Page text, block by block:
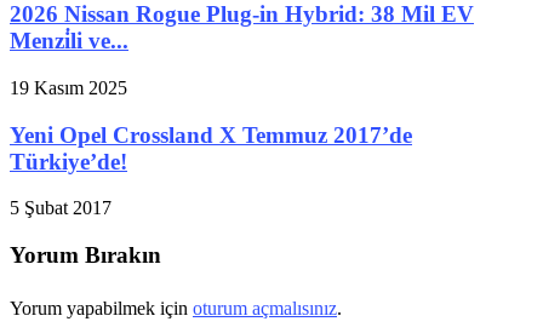
2026 Nissan Rogue Plug-in Hybrid: 38 Mil EV
Menzi̇li ve...
19 Kasım 2025
Yeni Opel Crossland X Temmuz 2017’de
Türkiye’de!
5 Şubat 2017
Yorum Bırakın
Yorum yapabilmek için oturum açmalısınız.